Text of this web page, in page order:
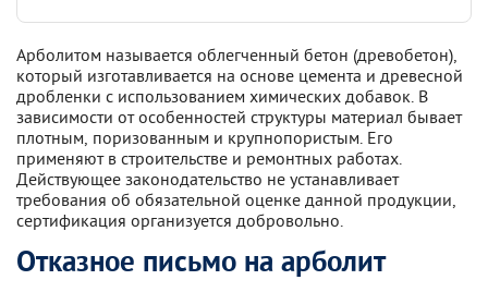
Арболитом называется облегченный бетон (древобетон),
который изготавливается на основе цемента и древесной
дробленки с использованием химических добавок. В
зависимости от особенностей структуры материал бывает
плотным, поризованным и крупнопористым. Его
применяют в строительстве и ремонтных работах.
Действующее законодательство не устанавливает
требования об обязательной оценке данной продукции,
сертификация организуется добровольно.
Отказное письмо на арболит